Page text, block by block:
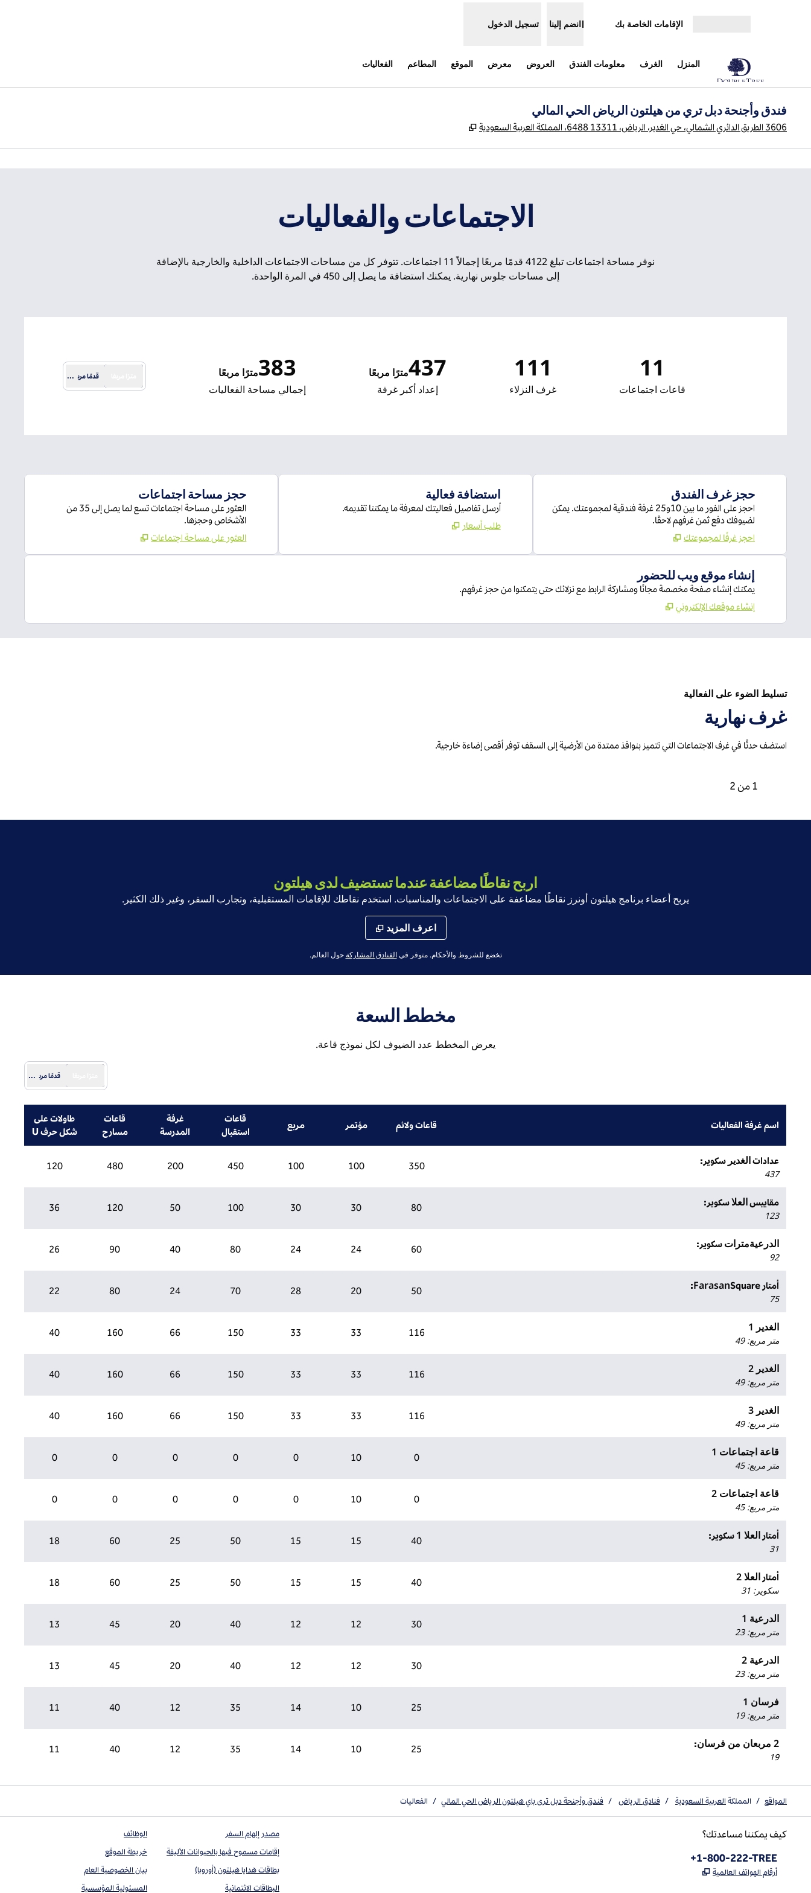
الإقامات الخاصة بك انضم إلينا تسجيل الدخول
المنزل الغرف معلومات الفندق العروض معرض الموقع المطاعم الفعاليات
فندق وأجنحة دبل تري من هيلتون الرياض الحي المالي
3606 الطريق الدائري الشمالي، حي الغدير، الرياض، 13311 6488، المملكة العربية السعودية
1
/
3
الاجتماعات والفعاليات
نوفر مساحة اجتماعات تبلغ 4122 قدمًا مربعًا إجمالاً 11 اجتماعات. تتوفر كل من مساحات الاجتماعات الداخلية والخارجية بالإضافة
إلى مساحات جلوس نهارية. يمكنك استضافة ما يصل إلى 450 في المرة الواحدة.
11
قاعات اجتماعات
111
غرف النزلاء
437مترًا مربعًا
أمتار مربعة
إعداد أكبر غرفة
383مترًا مربعًا
أمتار مربعة
إجمالي مساحة الفعاليات
قدمًا مربعًة
حجز غرف الفندق
احجز على الفور ما بين 10و25 غرفة فندقية لمجموعتك. يمكن
لضيوفك دفع ثمن غرفهم لاحقًا.
احجز غرفًا لمجموعتك
استضافة فعالية
أرسل تفاصيل فعاليتك لمعرفة ما يمكننا تقديمه.
طلب أسعار
حجز مساحة اجتماعات
العثور على مساحة اجتماعات تسع لما يصل إلى 35 من
الأشخاص وحجزها.
العثور على مساحة اجتماعات
إنشاء موقع ويب للحضور
يمكنك إنشاء صفحة مخصصة مجانًا ومشاركة الرابط مع نزلائك حتى يتمكنوا من حجز غرفهم.
إنشاء موقعك الإلكتروني
تسليط الضوء على الفعالية
غرف نهارية
استضف حدثًا في غرف الاجتماعات التي تتميز بنوافذ ممتدة من الأرضية إلى السقف توفر أقصى إضاءة خارجية.
العرض التتابعي 1 من 2
عرض تتابعي سابق، 2 من 2
1 من 2
اربح نقاطًا مضاعفة عندما تستضيف لدى هيلتون
يربح أعضاء برنامج هيلتون أونرز نقاطًا مضاعفة على الاجتماعات والمناسبات. استخدم نقاطك للإقامات المستقبلية، وتجارب السفر، وغير ذلك الكثير.
اعرف المزيد
تخضع للشروط والأحكام. متوفر فيالفنادق المشاركة،يفتح علامة تبويب جديدة
حول العالم.
مخطط السعة
يعرض المخطط عدد الضيوف لكل نموذج قاعة.
قدمًا مربعًة
اسم غرفة الفعاليات قاعات ولائم مؤتمر مربع
قاعات
استقبال
غرفة
المدرسة
قاعات
مسارح
طاولات على
شكل حرف U
عداداتالغدير سكوير:
437
350
100
100
450
200
480
120
مقاييسالعلاسكوير:
123
80
30
30
100
50
120
36
الدرعيةمترات سكوير:
92
60
24
24
80
40
90
26
أمتار FarasanSquare:
75
50
20
28
70
24
80
22
الغدير 1
متر مربع:
49
116
33
33
150
66
160
40
الغدير 2
متر مربع:
49
116
33
33
150
66
160
40
الغدير 3
متر مربع:
49
116
33
33
150
66
160
40
قاعة اجتماعات 1
متر مربع:
45
0
10
0
0
0
0
0
قاعة اجتماعات 2
متر مربع:
45
0
10
0
0
0
0
0
أمتار العلا 1
سكوير:
31
40
15
15
50
25
60
18
أمتار العلا 2
سكوير:
31
40
15
15
50
25
60
18
الدرعية 1
متر مربع:
23
30
12
12
40
20
45
13
الدرعية 2
متر مربع:
23
30
12
12
40
20
45
13
فرسان 1
متر مربع:
19
25
10
14
35
12
40
11
2 مربعان من فرسان
:
19
25
10
14
35
12
40
11
المواقع / المملكة العربية السعودية / فنادق الرياض / فندق وأجنحة دبل ترى باي هيلتون الرياض الحي المالي / الفعاليات
كيف يمكننا مساعدتك؟
الهاتف:
+1-800-222-TREE
أرقام الهواتف العالمية
مصدر إلهام السفر
إقامات مسموح فيها بالحيوانات الأليفة
بطاقات هدايا هيلتون (أوروبا)
البطاقات الائتمانية
الوظائف
خريطة الموقع
بيان الخصوصية العام
المسئولية المؤسسية